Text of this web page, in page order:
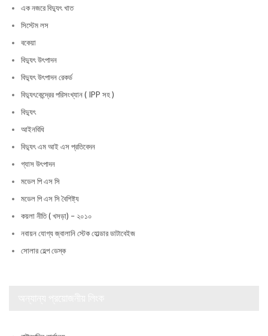
এক নজরে বিদ্যুৎ খাত
সিস্টেম লস
বকেয়া
বিদ্যুৎ উৎপাদন
বিদ্যুৎ উৎপাদন রেকর্ড
বিদ্যুৎকেন্দ্রের পরিসংখ্যান ( IPP সহ )
বিদ্যুৎ
আইনবিধি
বিদ্যুৎ এম আই এস প্রতিবেদন
গ্যাস উৎপাদন
মডেল পি এস সি
মডেল পি এস সি বৈশিষ্ট্য
কয়লা নীতি ( খসড়া) – ২০১০
নবায়ন যোগ্য জ্বালানি স্টেক হোল্ডার ডাটাবেইজ
সোলার হেল্প ডেস্ক